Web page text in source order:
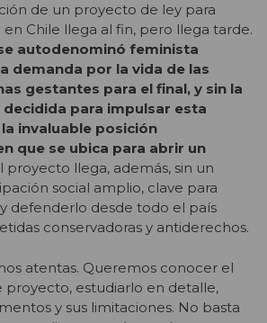
de un proyecto de ley para
Chile llega al fin, pero llega tarde.
autodenominó feminista
demanda por la vida de las
gestantes para el final, y sin la
para impulsar esta
invaluable posición
que se ubica para abrir un
proyecto llega, además, sin un
social amplio, clave para
defenderlo desde todo el país
conservadoras y antiderechos.
atentas. Queremos conocer el
proyecto, estudiarlo en detalle,
y sus limitaciones. No basta